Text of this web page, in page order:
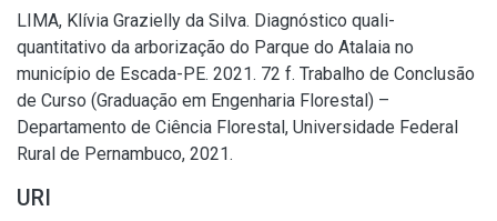
LIMA, Klívia Grazielly da Silva. Diagnóstico quali-
quantitativo da arborização do Parque do Atalaia no
município de Escada-PE. 2021. 72 f. Trabalho de Conclusão
de Curso (Graduação em Engenharia Florestal) –
Departamento de Ciência Florestal, Universidade Federal
Rural de Pernambuco, 2021.
URI